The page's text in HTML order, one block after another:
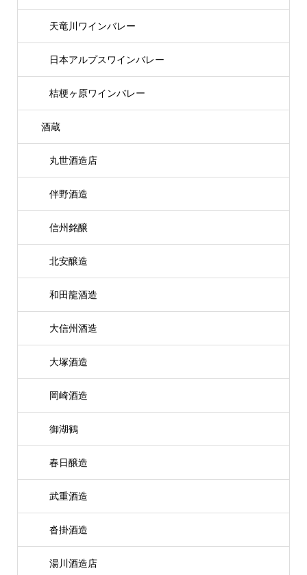
天竜川ワインバレー
日本アルプスワインバレー
桔梗ヶ原ワインバレー
酒蔵
丸世酒造店
伴野酒造
信州銘醸
北安醸造
和田龍酒造
大信州酒造
大塚酒造
岡崎酒造
御湖鶴
春日醸造
武重酒造
沓掛酒造
湯川酒造店